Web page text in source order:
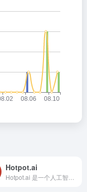
Hotpot.ai